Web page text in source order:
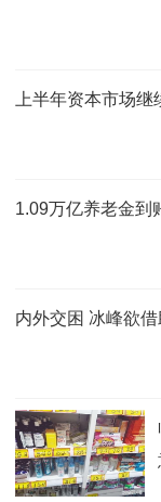
上半年资本市场
1.09万亿养老金到
内外交困 冰峰欲